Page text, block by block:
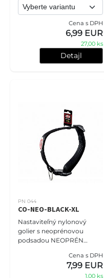
vodítko vybavené
neoprénovou rukoväťou.
Táto rukoväť ne
Cena s DPH
6,99 EUR
27,00 ks
Detajl
PN 044
CO-NEO-BLACK-XL
Nastaviteľný nylonový
golier s neoprénovou
podsadou NEOPRÉN
2,5cm (33cm-52cm),Cena s DPH
7,99 EUR
1,00 ks